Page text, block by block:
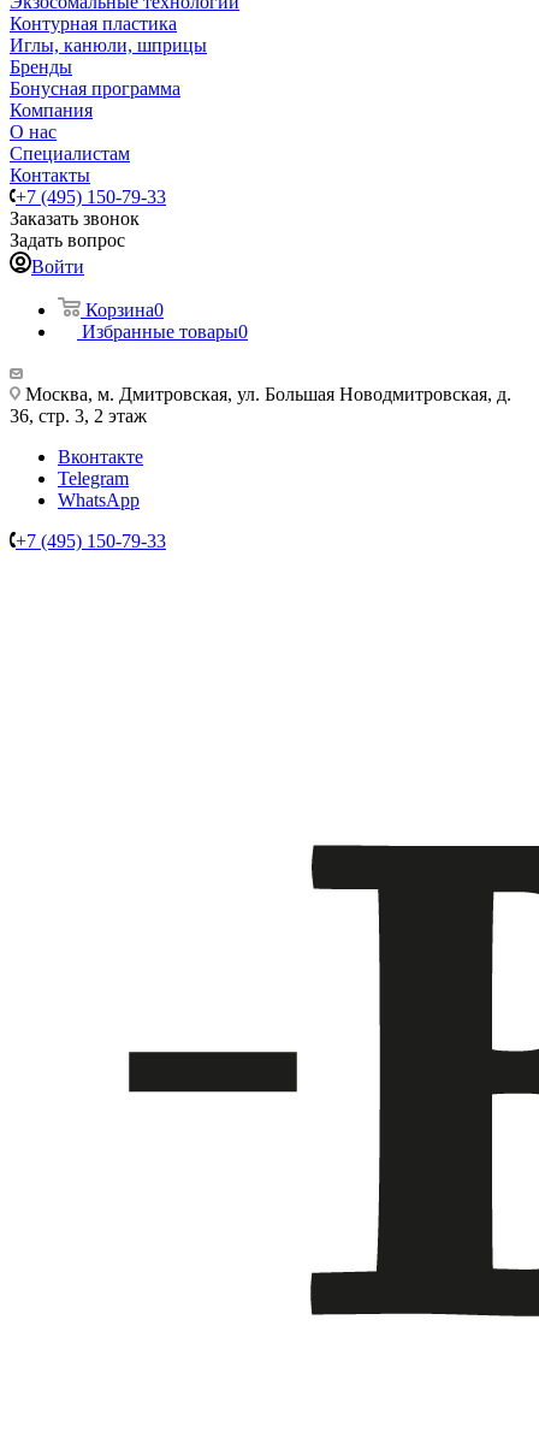
Контурная пластика
Иглы, канюли, шприцы
Бренды
Бонусная программа
Компания
О нас
Специалистам
Контакты
+7 (495) 150-79-33
Заказать звонок
Задать вопрос
Войти
Корзина0
Избранные товары0
Москва, м. Дмитровская, ул. Большая Новодмитровская, д.
36, стр. 3, 2 этаж
Вконтакте
Telegram
WhatsApp
+7 (495) 150-79-33